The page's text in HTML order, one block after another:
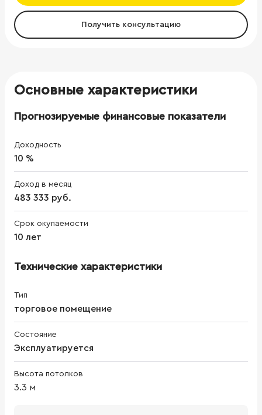
Получить консультацию
Основные характеристики
Прогнозируемые финансовые показатели
Доходность
10 %
Доход в месяц
483 333 руб.
Срок окупаемости
10 лет
Технические характеристики
Тип
торговое помещение
Состояние
Эксплуатируется
Высота потолков
3.3 м